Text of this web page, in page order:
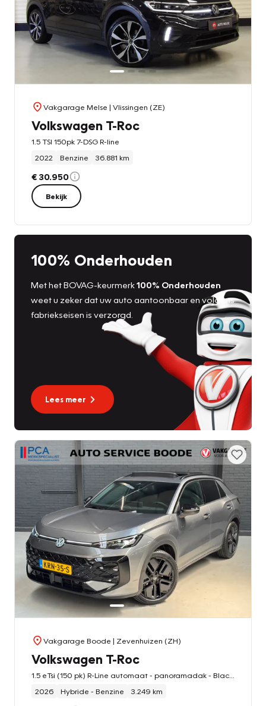
Vakgarage Melse | Vlissingen (ZE)
Volkswagen T-Roc
1.5 TSI 150pk 7-DSG R-line
2022
Benzine 36.881 km
€ 30.950
Bekijk
100% Onderhouden
Met het BOVAG-keurmerk100% Onderhouden
weet u zeker dat uw auto aantoonbaar en volgens
fabriekseisen is verzorgd.
Lees meer
Vakgarage Boode | Zevenhuizen (ZH)
Volkswagen T-Roc
2026
Hybride - Benzine 3.249 km